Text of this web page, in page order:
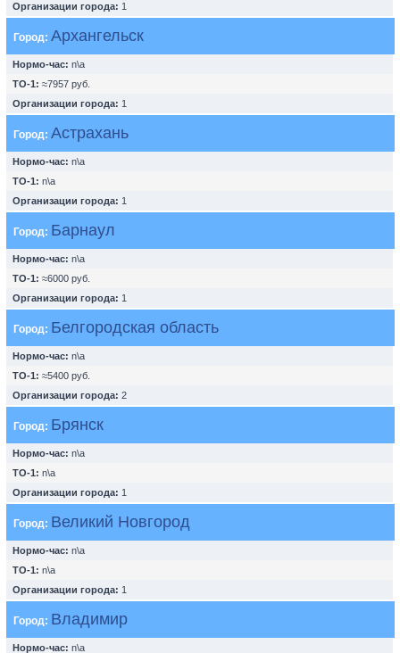
Организации города: 1
Город: Архангельск
Нормо-час: n\a
ТО-1: ≈7957 руб.
Организации города: 1
Город: Астрахань
Нормо-час: n\a
ТО-1: n\a
Организации города: 1
Город: Барнаул
Нормо-час: n\a
ТО-1: ≈6000 руб.
Организации города: 1
Город: Белгородская область
Нормо-час: n\a
ТО-1: ≈5400 руб.
Организации города: 2
Город: Брянск
Нормо-час: n\a
ТО-1: n\a
Организации города: 1
Город: Великий Новгород
Нормо-час: n\a
ТО-1: n\a
Организации города: 1
Город: Владимир
Нормо-час: n\a